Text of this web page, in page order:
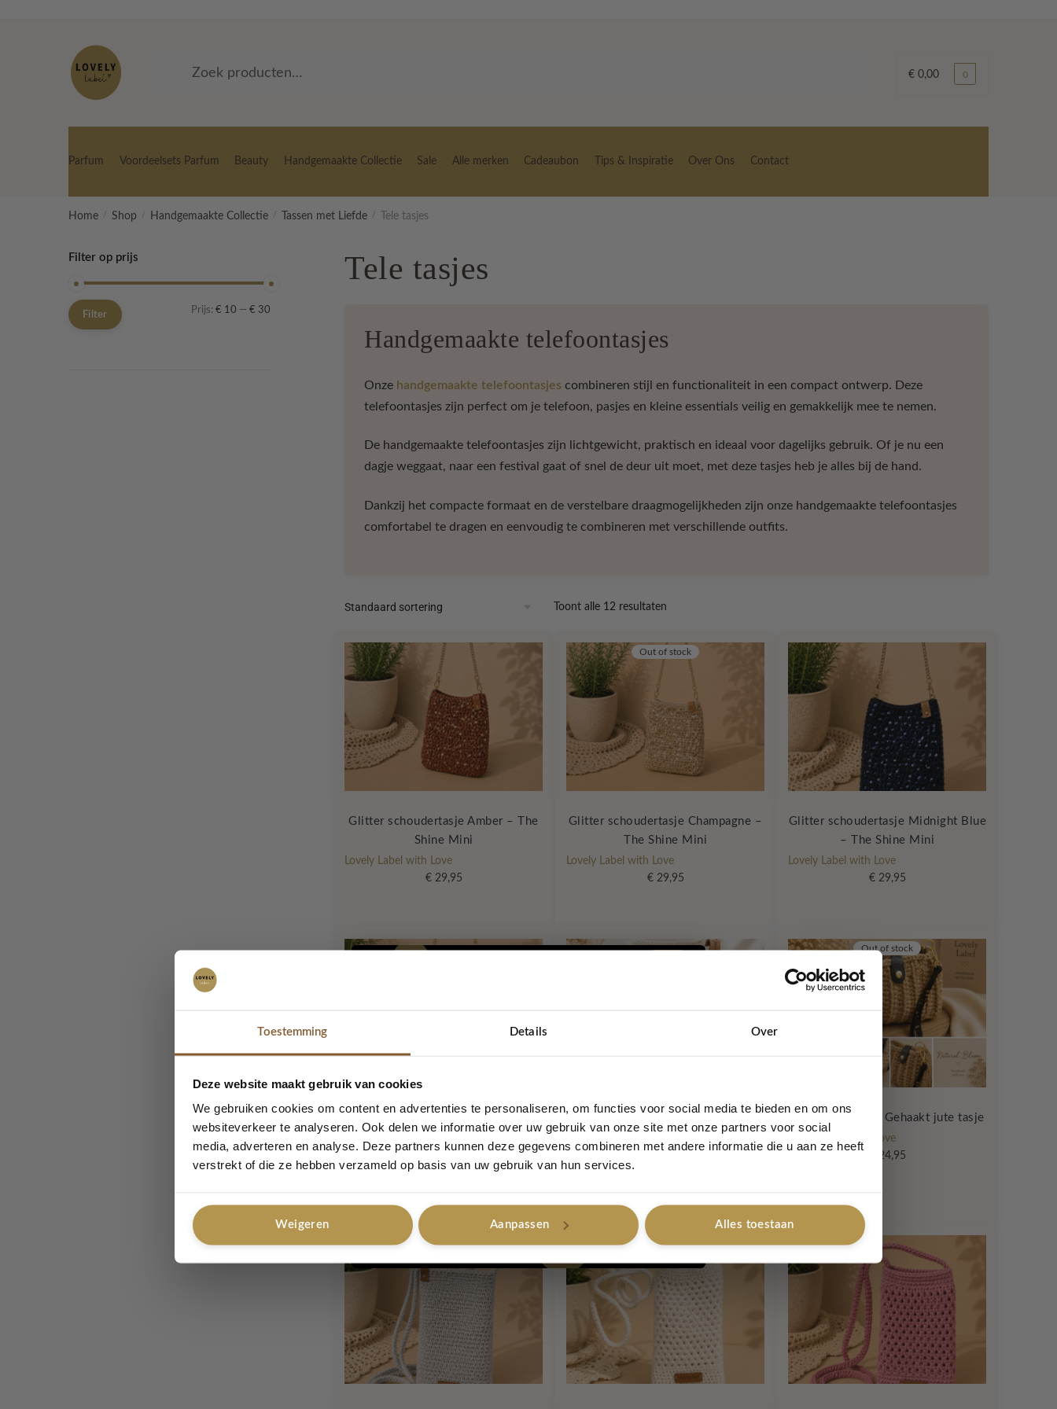
Toestemming Details Over
Deze website maakt gebruik van cookies
We gebruiken cookies om content en advertenties te personaliseren, om functies voor social media te bieden en om ons
websiteverkeer te analyseren. Ook delen we informatie over uw gebruik van onze site met onze partners voor social
media, adverteren en analyse. Deze partners kunnen deze gegevens combineren met andere informatie die u aan ze heeft
verstrekt of die ze hebben verzameld op basis van uw gebruik van hun services.
Weigeren Aanpassen Alles toestaan
Zoeken €0,00 0
Parfum Voordeelsets Parfum Beauty Handgemaakte Collectie Sale Alle merken Cadeaubon Tips & Inspiratie Over Ons Contact
Home / Shop / Handgemaakte Collectie / Tassen met Liefde / Tele tasjes
Tele tasjes
Handgemaakte telefoontasjes
Onze handgemaakte telefoontasjes combineren stijl en functionaliteit in een compact ontwerp. Deze
telefoontasjes zijn perfect om je telefoon, pasjes en kleine essentials veilig en gemakkelijk mee te nemen.
De handgemaakte telefoontasjes zijn lichtgewicht, praktisch en ideaal voor dagelijks gebruik. Of je nu een
dagje weggaat, naar een festival gaat of snel de deur uit moet, met deze tasjes heb je alles bij de hand.
Dankzij het compacte formaat en de verstelbare draagmogelijkheden zijn onze handgemaakte telefoontasjes
comfortabel te dragen en eenvoudig te combineren met verschillende outfits.
Toont alle 12 resultaten
Glitter schoudertasje Amber – The
Shine Mini
Lovely Label with Love
€29,95
Out of stock
Glitter schoudertasje Champagne –
The Shine Mini
Lovely Label with Love
€29,95
Glitter schoudertasje Midnight Blue
– The Shine Mini
Lovely Label with Love
€29,95
Glitter schoudertasje zwart – The
Out of stock
Natural Bloom – Gehaakt jute tasje
Lovely Label with Love
24,95
Out of stock
Filter op prijs
Filter Prijs:€ 10 —€ 30
Ja, graag!
Nee, bedankt